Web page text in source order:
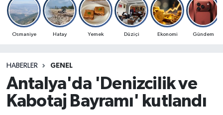
Osmaniye Hatay Yemek Düziçi Ekonomi Gündem
HABERLER GENEL
Antalya'da 'Denizcilik ve
Kabotaj Bayramı' kutlandı
OSMANİYE
MAGAZİN
SPOR
RESMİ İLANLAR
Osmaniye Trafik Yoğunluk Haritası
Süper Lig Puan Durumu ve Fikstür
Son Dakika Haberleri
Haber Arşivi